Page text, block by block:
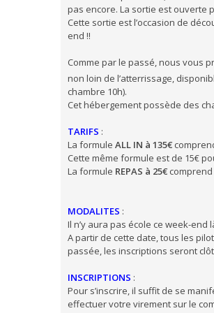
pas encore. La sortie est ouverte
Cette sortie est l’occasion de
end !!
Comme par le passé, nous vous
non loin de l’atterrissage,
chambre 10h).
Cet hébergement possède des
TARIFS :
La formule ALL IN à 135€
Cette même formule est de 15€
La formule REPAS à 25€
MODALITES :
Il n’y aura pas école ce week-
A partir de cette date, tous les
passée, les inscriptions seront
INSCRIPTIONS :
Pour s’inscrire, il suffit de se
effectuer votre virement sur le